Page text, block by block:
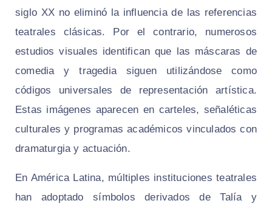
siglo XX no eliminó la influencia de las referencias
teatrales clásicas. Por el contrario, numerosos
estudios visuales identifican que las máscaras de
comedia y tragedia siguen utilizándose como
códigos universales de representación artística.
Estas imágenes aparecen en carteles, señaléticas
culturales y programas académicos vinculados con
dramaturgia y actuación.
En América Latina, múltiples instituciones teatrales
han adoptado símbolos derivados de Talía y